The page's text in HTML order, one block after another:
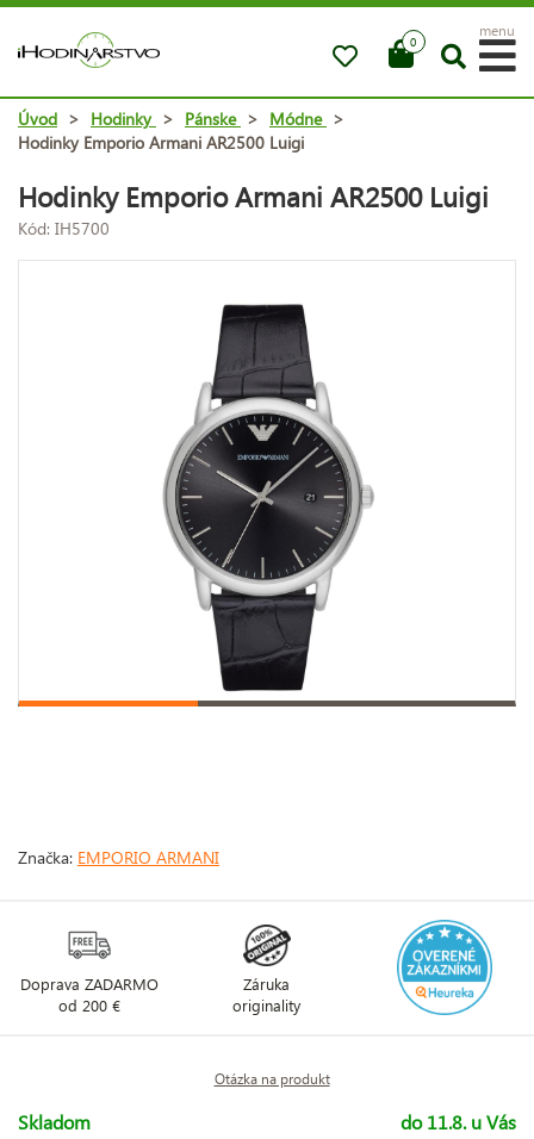
0
menu
Úvod > Hodinky > Pánske > Módne >
Hodinky Emporio Armani AR2500 Luigi
Hodinky Emporio Armani AR2500 Luigi
Kód: IH5700
Značka: EMPORIO ARMANI
Doprava ZADARMO
od 200 €
Záruka
originality
Otázka na produkt
Skladom
do 11.8. u Vás